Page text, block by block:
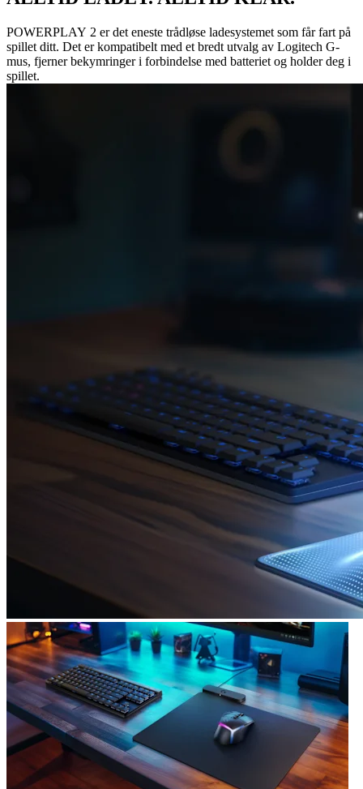
POWERPLAY 2 er det eneste trådløse ladesystemet som får fart på
spillet ditt. Det er kompatibelt med et bredt utvalg av Logitech G-
mus, fjerner bekymringer i forbindelse med batteriet og holder deg i
spillet.